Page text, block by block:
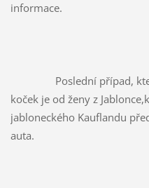
informace.
koček je od ženy z
jabloneckého Kauflandu
auta.